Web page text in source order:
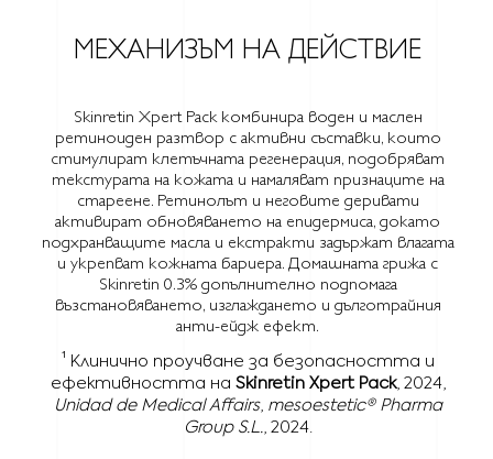
МЕХАНИЗЪМ НА ДЕЙСТВИЕ
Skinretin Xpert Pack комбинира воден и маслен
ретиноиден разтвор с активни съставки, които
стимулират клетъчната регенерация, подобряват
текстурата на кожата и намаляват признаците на
стареене. Ретинолът и неговите деривати
активират обновяването на епидермиса, докато
подхранващите масла и екстракти задържат влагата
и укрепват кожната бариера. Домашната грижа с
Skinretin 0.3% допълнително подпомага
възстановяването, изглаждането и дълготрайния
анти-ейдж ефект.
¹ Клинично проучване за безопасността и
ефективността на Skinretin Xpert Pack, 2024,
Unidad de Medical Affairs, mesoestetic®️ Pharma
Group S.L.
, 2024.